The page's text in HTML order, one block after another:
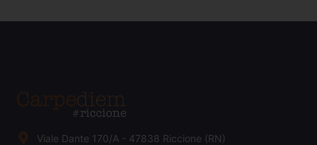
Viale Dante 170/A - 47838 Riccione (RN)